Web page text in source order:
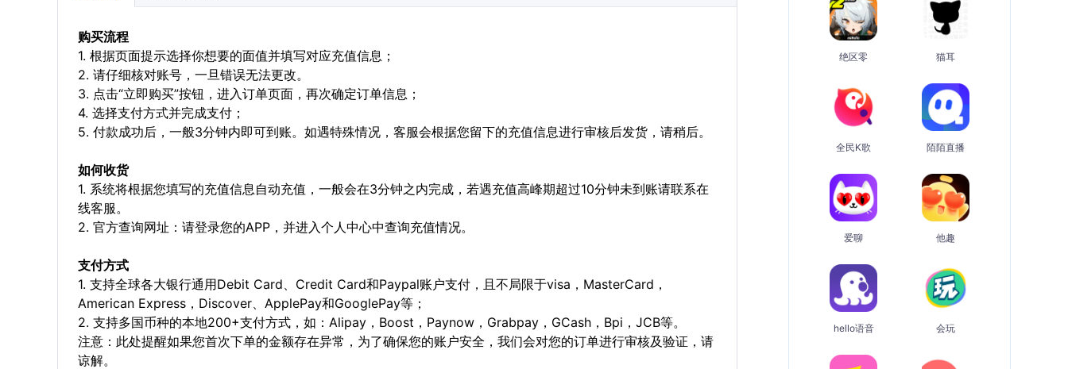
购买流程
1. 根据页面提示选择你想要的面值并填写对应充值信息；
2. 请仔细核对账号，一旦错误无法更改。
3. 点击“立即购买”按钮，进入订单页面，再次确定订单信息；
4. 选择支付方式并完成支付；
5. 付款成功后，一般3分钟内即可到账。如遇特殊情况，客服会根据您留下的充值信息进行审核后发货，请稍后。
如何收货
1. 系统将根据您填写的充值信息自动充值，一般会在3分钟之内完成，若遇充值高峰期超过10分钟未到账请联系在
线客服。
2. 官方查询网址：请登录您的APP，并进入个人中心中查询充值情况。
支付方式
1. 支持全球各大银行通用Debit Card、Credit Card和Paypal账户支付，且不局限于visa，MasterCard，
American Express，Discover、ApplePay和GooglePay等；
2. 支持多国币种的本地200+支付方式，如：Alipay，Boost，Paynow，Grabpay，GCash，Bpi，JCB等。
注意：此处提醒如果您首次下单的金额存在异常，为了确保您的账户安全，我们会对您的订单进行审核及验证，请
谅解。
绝区零 猫耳
全民K歌 陌陌直播
爱聊 他趣
hello语音 会玩